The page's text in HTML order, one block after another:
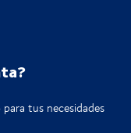
tus necesidades